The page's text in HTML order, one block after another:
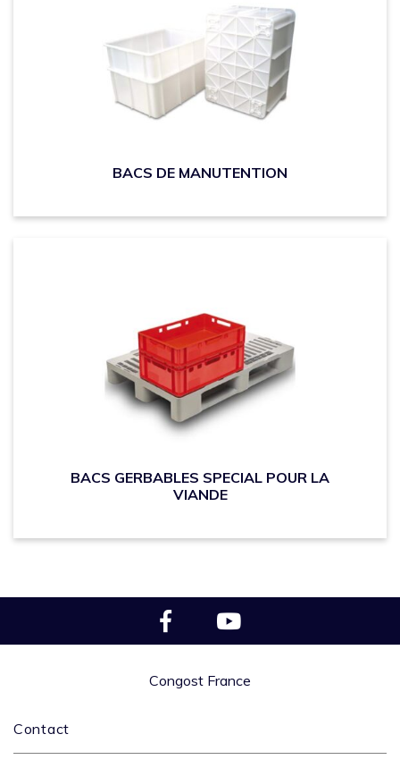
BACS DE MANUTENTION
BACS GERBABLES SPECIAL POUR LA
VIANDE
Congost France
Contact